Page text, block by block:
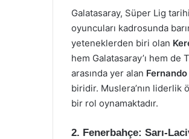
Galatasaray, Süper Lig
oyuncuları kadrosunda
yeteneklerden biri olan
hem Galatasaray’ı hem de
arasında yer alan
biridir. Muslera’nın liderlik
bir rol oynamaktadır.
2. Fenerbahçe: Sarı-